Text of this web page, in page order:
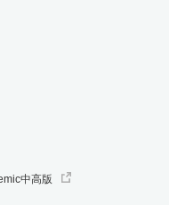
中高版